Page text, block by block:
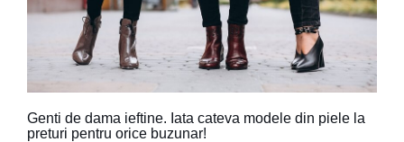
Genti de dama ieftine. Iata cateva modele din piele la
preturi pentru orice buzunar!